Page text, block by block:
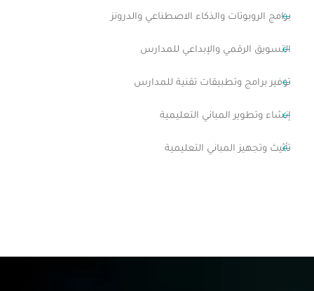
برامج الروبوتات والذكاء الاصطناعي والدرونز
التسويق الرقمي والإبداعي للمدارس
توفير برامج وتطبيقات تقنية للمدارس
إنشاء وتطوير المباني التعليمية
تأثيث وتجهيز المباني التعليمية